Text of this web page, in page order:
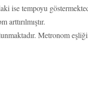
ise tempoyu
arttırılmıştır.
Metronom